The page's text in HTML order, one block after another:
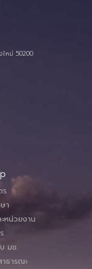
หม่ 50200
า
หน่วยงาน
มช.
ธารณะ